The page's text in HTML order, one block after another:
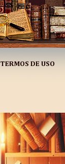
TERMOS DE USO